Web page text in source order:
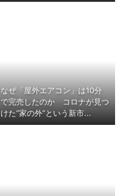
なぜ「屋外エアコン」は10分
で完売したのか コロナが見つ
けた“家の外”という新市...